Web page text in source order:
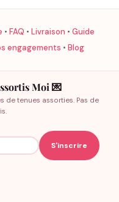
• FAQ • Livraison • Guide
engagements • Blog
Moi 💌
de tenues assorties. Pas de